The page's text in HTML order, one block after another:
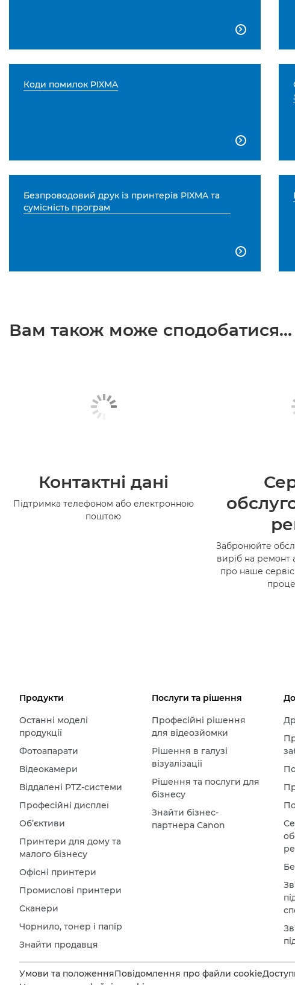

Коди помилок PIXMA

Безпроводовий друк із принтерів PIXMA та
сумісність програм

Вам також може сподобатися...
Контактні дані
Підтримка телефоном або електронною
поштою
Забронюйте
виріб на ремонт
про наше
Продукти
Останні моделі
продукції
Фотоапарати
Відеокамери
Віддалені PTZ-системи
Професійні дисплеї
Об’єктиви
Принтери для дому та
малого бізнесу
Офісні принтери
Промислові принтери
Сканери
Чорнило, тонер і папір
Знайти продавця
Послуги та рішення
Професійні рішення
для відеозйомки
Рішення в галузі
візуалізації
Рішення та послуги для
бізнесу
Знайти бізнес-
партнера Canon
Умови та положенняПовідомлення про файли cookie